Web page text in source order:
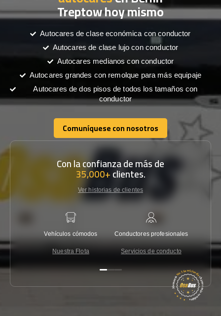
Treptow hoy mismo
Autocares de clase económica con conductor
Autocares de clase lujo con conductor
Autocares medianos con conductor
Autocares grandes con remolque para más equipaje
Autocares de dos pisos de todos los tamaños con
conductor
Comuníquese con nosotros
Comuníquese con nosotros
Con la confianza de más de
35,000+clientes.
Ver historias de clientes
Vehículos cómodos
Nuestra Flota
Conductores profesionales
Servicios de conducto